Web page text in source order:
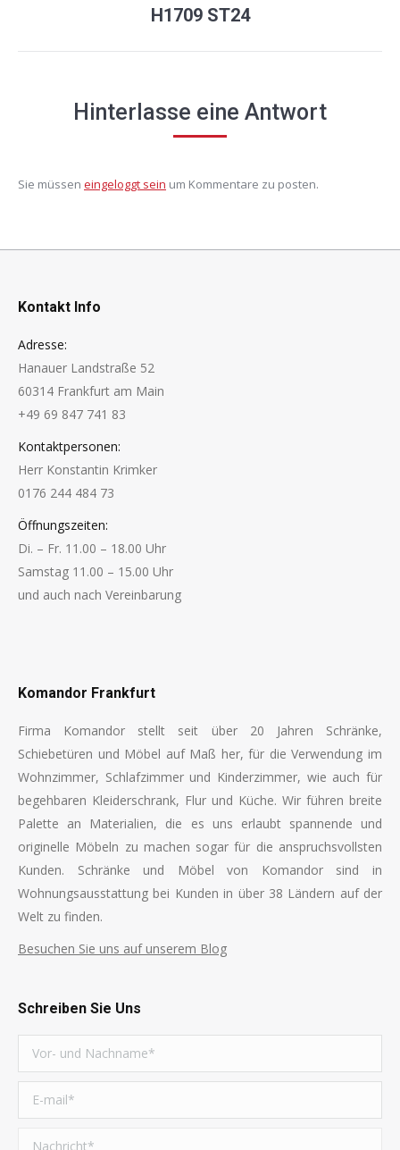
Next
H1709 ST24
Hinterlasse eine Antwort
Sie müssen eingeloggt sein um Kommentare zu posten.
Kontakt Info
Adresse:
Hanauer Landstraße 52
60314 Frankfurt am Main
+49 69 847 741 83
Kontaktpersonen:
Herr Konstantin Krimker
0176 244 484 73
Öffnungszeiten:
Di. – Fr. 11.00 – 18.00 Uhr
Samstag 11.00 – 15.00 Uhr
und auch nach Vereinbarung
Komandor Frankfurt
Firma Komandor stellt seit über 20 Jahren Schränke,
Schiebetüren und Möbel auf Maß her, für die Verwendung im
Wohnzimmer, Schlafzimmer und Kinderzimmer, wie auch für
begehbaren Kleiderschrank, Flur und Küche. Wir führen breite
Palette an Materialien, die es uns erlaubt spannende und
originelle Möbeln zu machen sogar für die anspruchsvollsten
Kunden. Schränke und Möbel von Komandor sind in
Wohnungsausstattung bei Kunden in über 38 Ländern auf der
Welt zu finden.
Besuchen Sie uns auf unserem Blog
Schreiben Sie Uns